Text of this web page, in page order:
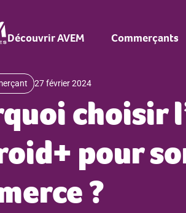
Découvrir AVEM Commerçants
27 février 2024
choisir
pour
?